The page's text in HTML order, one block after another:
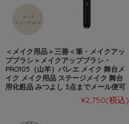
＜メイク用品＞三善＜筆・メイクアッ
プブラシ＞メイクアップブラシ・
PRO105（山羊）バレエ メイク 舞台メ
イク メイク用品 ステージメイク 舞台
用化粧品 みつよし 3点までメール便可
¥2,750(税込)